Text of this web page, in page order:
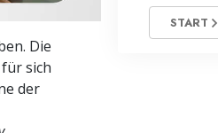
Grundlagen des Organisierens
Die
sich
der
START